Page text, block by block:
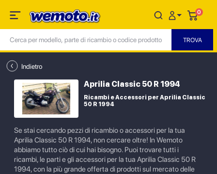
0
Indietro
Aprilia Classic 50 R 1994
Ricambi e Accessori per Aprilia Classic
50 R 1994
Se stai cercando pezzi di ricambio o accessori per la tua
Aprilia Classic 50 R 1994, non cercare oltre! In Wemoto
abbiamo tutto ciò di cui hai bisogno. Puoi trovare tutti i
ricambi, le parti e gli accessori per la tua Aprilia Classic 50 R
1994, con la più grande offerta di prodotti sul mercato delle